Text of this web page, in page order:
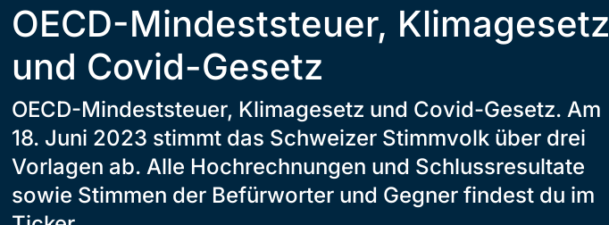
OECD-Mindeststeuer, Klimagesetz
und Covid-Gesetz
OECD-Mindeststeuer, Klimagesetz und Covid-Gesetz. Am
18. Juni 2023 stimmt das Schweizer Stimmvolk über drei
Vorlagen ab. Alle Hochrechnungen und Schlussresultate
sowie Stimmen der Befürworter und Gegner findest du im